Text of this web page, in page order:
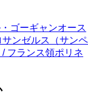
ゴーギャンオース
サンゼルス（サンペ
フランス領ポリネ